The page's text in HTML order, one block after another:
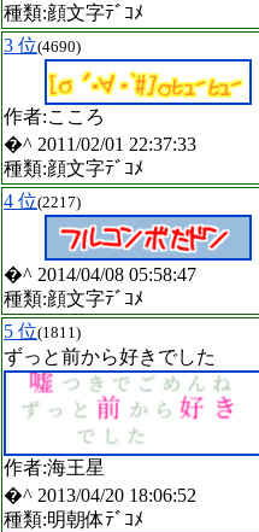
種類:顔文字ﾃﾞｺﾒ
3 位(4690)
作者:こころ
�^ 2011/02/01 22:37:33
種類:顔文字ﾃﾞｺﾒ
4 位(2217)
�^ 2014/04/08 05:58:47
種類:顔文字ﾃﾞｺﾒ
5 位(1811)
ずっと前から好きでした
作者:海王星
�^ 2013/04/20 18:06:52
種類:明朝体ﾃﾞｺﾒ